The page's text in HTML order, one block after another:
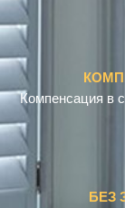
Компенсация в
БЕЗ